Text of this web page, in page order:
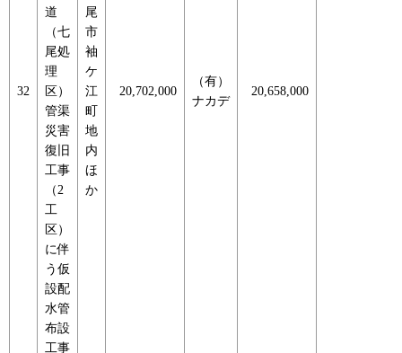
32
道
（七
尾処
理
区）
管渠
災害
復旧
工事
（2
工
区）
に伴
う仮
設配
水管
布設
工事
尾
市
袖
ケ
江
町
地
内
ほ
か
20,702,000
（有）
ナカデ
20,658,000